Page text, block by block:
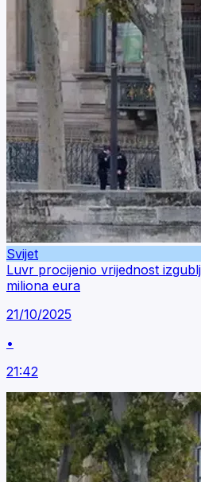
Svijet
Luvr procijenio vrijednost
miliona eura
21/10/2025
•
21:42